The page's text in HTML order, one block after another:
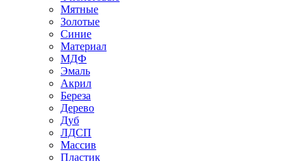
Мятные
Золотые
Синие
Материал
МДФ
Эмаль
Акрил
Береза
Дерево
Дуб
ЛДСП
Массив
Пластик